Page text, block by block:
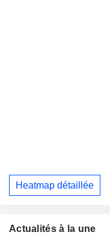
Heatmap détaillée
Actualités à la une